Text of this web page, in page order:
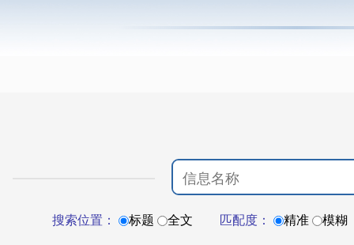
搜索位置： 标题 全文 匹配度： 精准 模糊